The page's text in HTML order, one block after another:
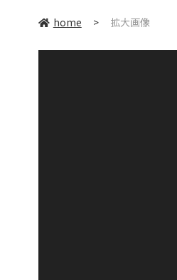
home > 拡大画像